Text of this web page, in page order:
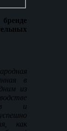
в
из
и
как